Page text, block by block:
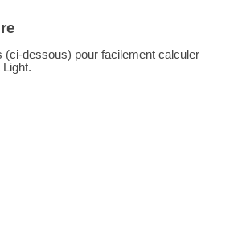
(ci-dessous) pour facilement calculer